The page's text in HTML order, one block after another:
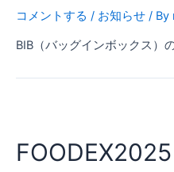
コメントする / お知らせ / By
BIB（バッグインボックス）
来
場